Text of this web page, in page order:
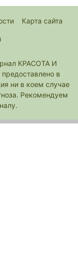
Карта сайта
КРАСОТА И
в
ни в коем случае
Рекомендуем